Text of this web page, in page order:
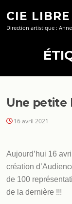
contenu
CIE
Direction artistique :
Une petite
16 avril 2021
Aujourd’hui 16
création
de 100
de la dernière !!!